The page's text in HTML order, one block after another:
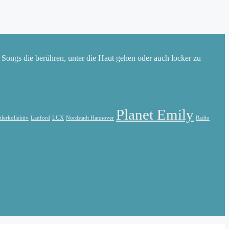
die berühren, unter die Haut gehen oder auch locker zu
Lanford LUX Nordstadt Hannover Planet Emily Radio